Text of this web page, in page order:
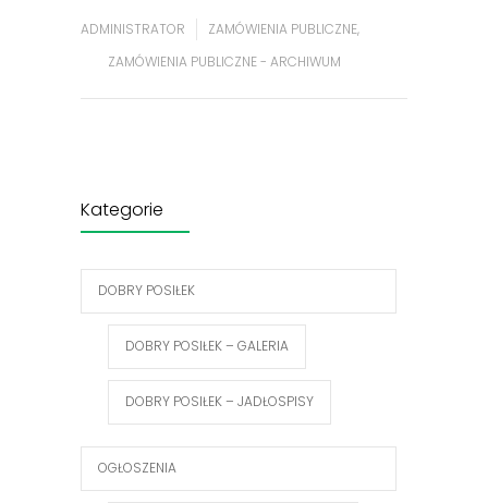
ADMINISTRATOR ZAMÓWIENIA PUBLICZNE,
ZAMÓWIENIA PUBLICZNE - ARCHIWUM
Kategorie
DOBRY POSIŁEK
DOBRY POSIŁEK – GALERIA
DOBRY POSIŁEK – JADŁOSPISY
OGŁOSZENIA